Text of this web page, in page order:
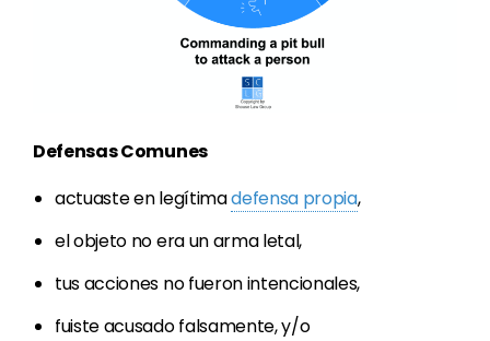
Defensas Comunes
actuaste en legítimadefensa propia,
el objeto no era un arma letal,
tus acciones no fueron intencionales,
fuiste acusado falsamente, y/o